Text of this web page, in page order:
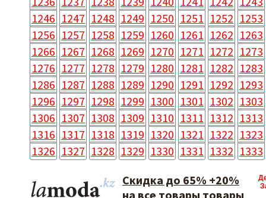
1246 1247 1248 1249 1250 1251 1252 1253
1256 1257 1258 1259 1260 1261 1262 1263
1266 1267 1268 1269 1270 1271 1272 1273
1276 1277 1278 1279 1280 1281 1282 1283
1286 1287 1288 1289 1290 1291 1292 1293
1296 1297 1298 1299 1300 1301 1302 1303
1306 1307 1308 1309 1310 1311 1312 1313
1316 1317 1318 1319 1320 1321 1322 1323
1326 1327 1328 1329 1330 1331 1332 1333
Скидка до 65% +20%
на все товары товары